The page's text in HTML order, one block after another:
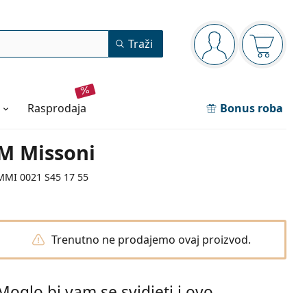
Navigacijska ploča
ste prijavljeni
Traži
rasprodaja Bonus roba
Missoni
0021 S45 17 55
Trenutno ne prodajemo ovaj proizvod.